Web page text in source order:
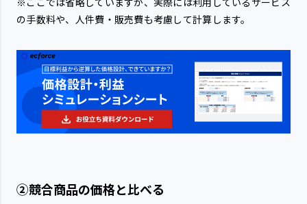
の手数料や、人件費・販売費も考慮して計算します。
②競合商品の価格と比べる